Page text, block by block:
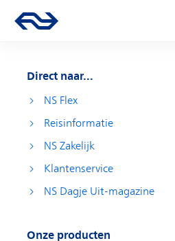
Hoofdnavigatie
Ga naar de homepage van ns.nl
Direct naar...
NS Flex
Reisinformatie
NS Zakelijk
Klantenservice
NS Dagje Uit-magazine
Onze producten